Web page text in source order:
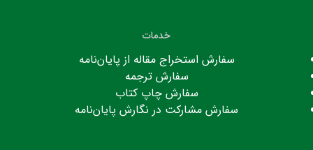
خدمات
سفارش استخراج مقاله از پایان‌نامه
سفارش ترجمه
سفارش چاپ کتاب
سفارش مشارکت در نگارش پایان‌نامه